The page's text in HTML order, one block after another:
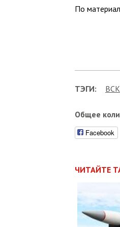
По
ТЭГИ: ВСК
Общее
Facebook
ЧИТАЙТЕ